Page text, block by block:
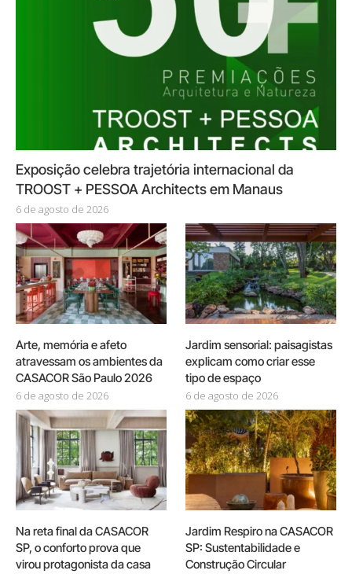
Exposição celebra trajetória internacional da
TROOST + PESSOA Architects em Manaus
6 de agosto de 2026
Arte, memória e afeto
atravessam os ambientes da
CASACOR São Paulo 2026
6 de agosto de 2026
Jardim sensorial: paisagistas
explicam como criar esse
tipo de espaço
6 de agosto de 2026
Na reta final da CASACOR
SP, o conforto prova que
virou protagonista da casa
Jardim Respiro na CASACOR
SP: Sustentabilidade e
Construção Circular